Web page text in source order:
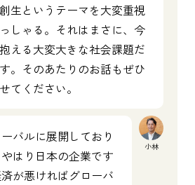
生というテーマを大変重視
しゃる。それはまさに、今
える大変大きな社会課題だ
。そのあたりのお話もぜひ
てください。
小林
バルに展開しており
はり日本の企業です
が悪ければグローバ